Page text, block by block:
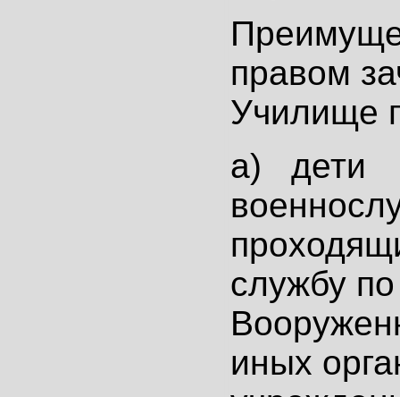
правом
Училище
а) дети
службу по
иных